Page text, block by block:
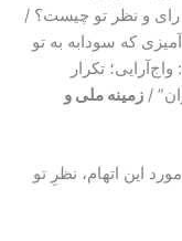
رای و نظر تو چیست؟ /
که سودابه به تو
: واج‌آرایی؛ تکرار
/ زمینه ملی و
این اتهام، نظرِ تو